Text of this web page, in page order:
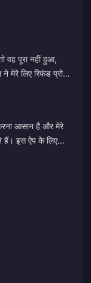
वह पूरा नहीं हुआ,
मेरे लिए रिफंड प्रोसेस
आसान है और मेरे
हैं। इस ऐप के लिए